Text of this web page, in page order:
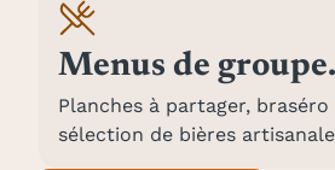
Menus de groupe.
Planches à partager,
sélection de bières